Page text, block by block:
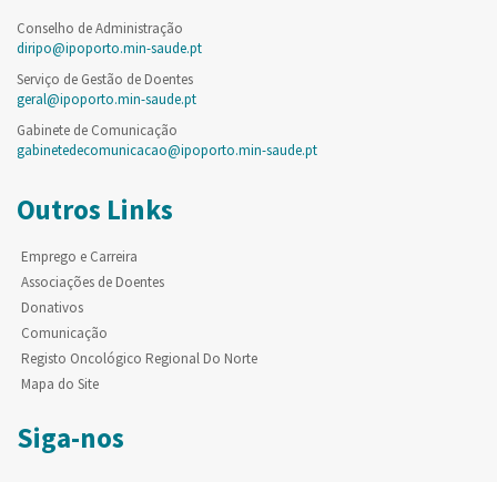
Conselho de Administração
diripo@ipoporto.min-saude.pt
Serviço de Gestão de Doentes
geral@ipoporto.min-saude.pt
Gabinete de Comunicação
gabinetedecomunicacao@ipoporto.min-saude.pt
Outros Links
Emprego e Carreira
Associações de Doentes
Donativos
Comunicação
Registo Oncológico Regional Do Norte
Mapa do Site
Siga-nos